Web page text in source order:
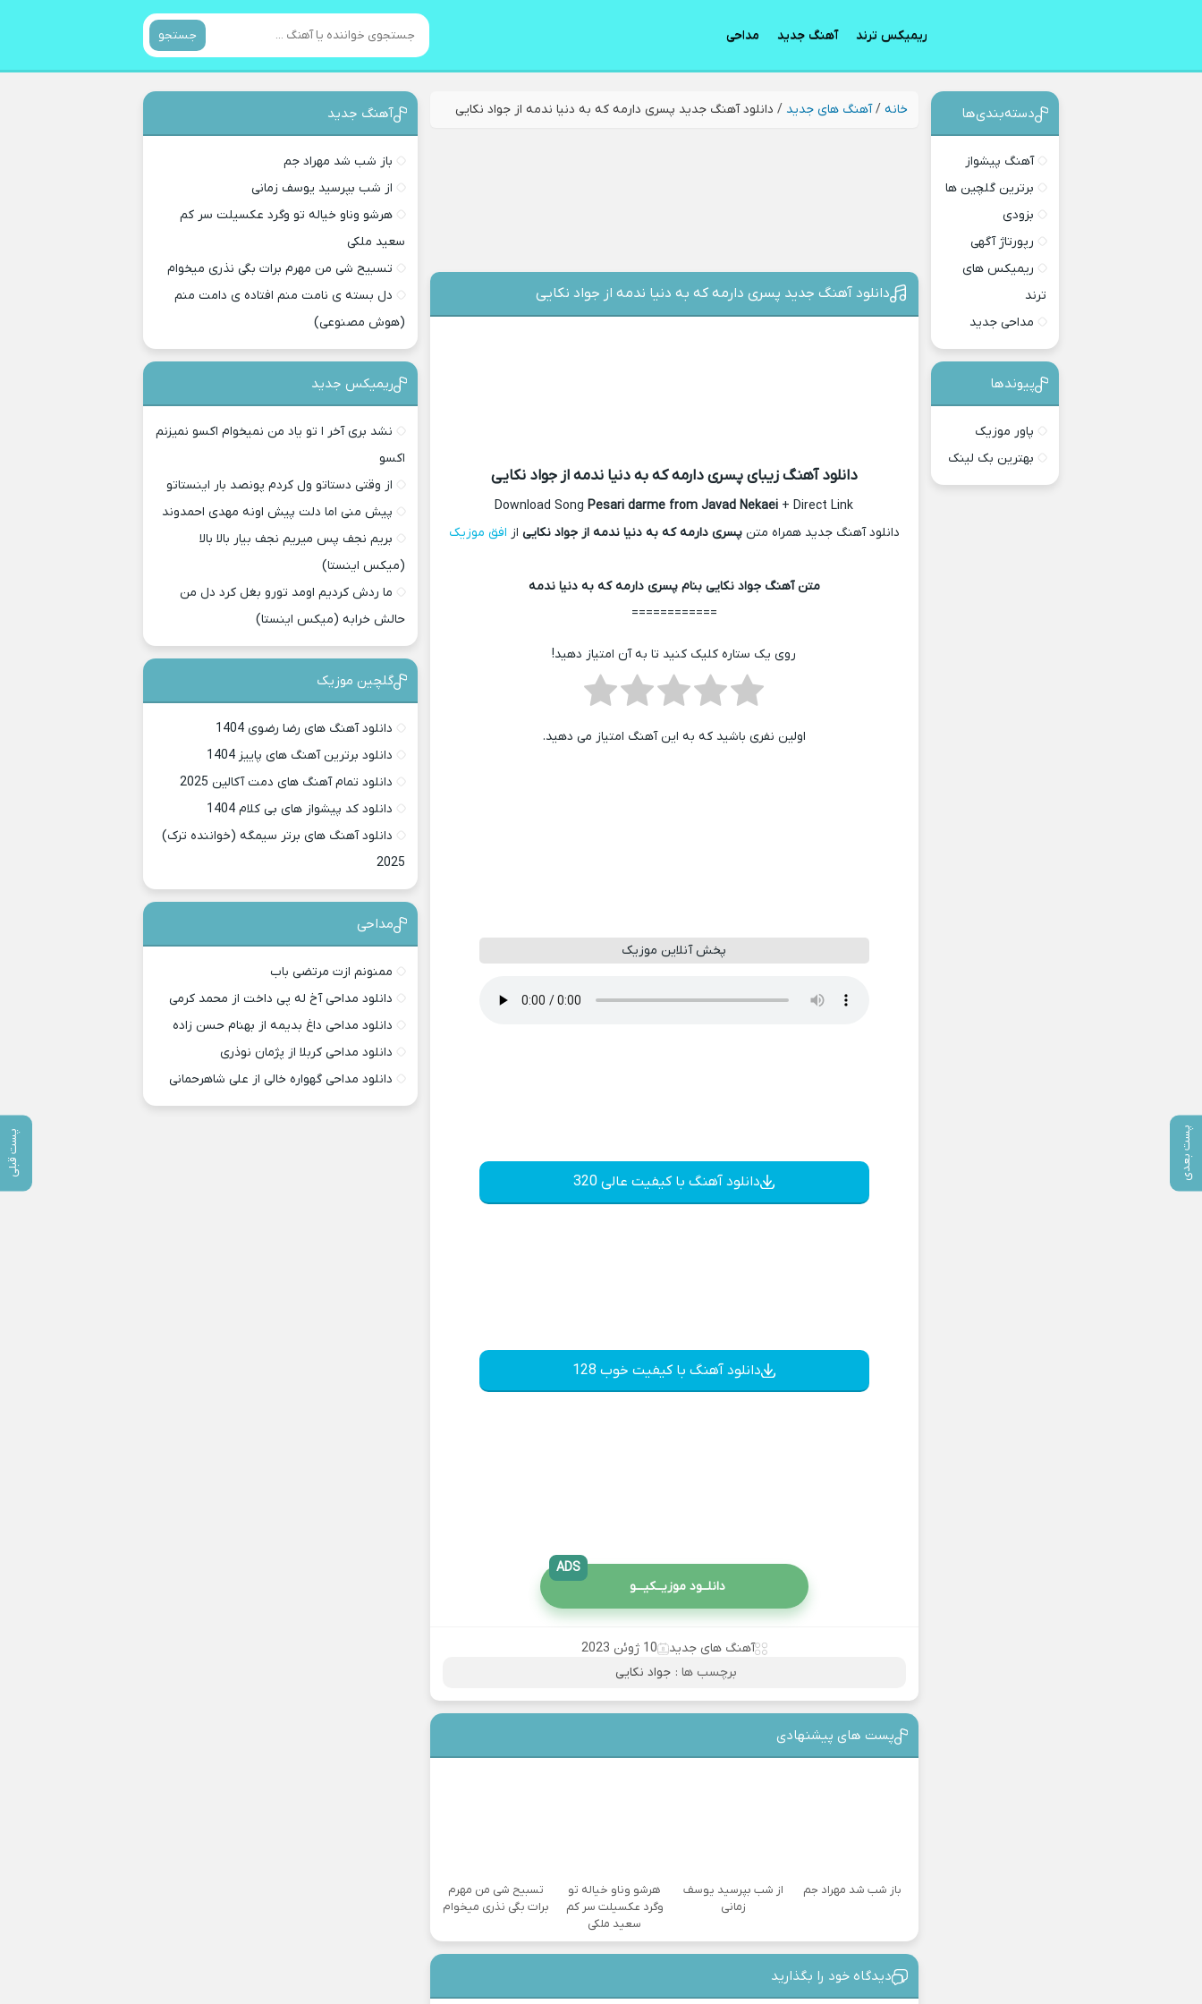
ریمیکس ترند آهنگ جدید مداحی جستجو
خانه /آهنگ های جدید / دانلود آهنگ جدید پسری دارمه که به دنیا ندمه از جواد نکایی
پست بعدی پست قبلی
دانلود آهنگ جدید پسری دارمه که به دنیا ندمه از جواد نکایی
دانلود آهنگ زیبای پسری دارمه که به دنیا ندمه از جواد نکایی
Download SongPesari darme from Javad Nekaei + Direct Link
دانلود آهنگ جدید همراه متنپسری دارمه که به دنیا ندمه از جواد نکایی از افق موزیک
متن آهنگ جواد نکایی بنام پسری دارمه که به دنیا ندمه
============
روی یک ستاره کلیک کنید تا به آن امتیاز دهید!
اولین نفری باشید که به این آهنگ امتیاز می دهید.
پخش آنلاین موزیک
دانلود آهنگ با کیفیت عالی 320
دانلود آهنگ با کیفیت خوب 128
دانلــود موزیــکیـــو
ADS
آهنگ های جدید
10 ژوئن 2023
برچسب ها : جواد نکایی
پست های پیشنهادی
باز شب شد مهراد جم
از شب بپرسید یوسف
زمانی
هرشو وناو خیاله تو
وگرد عکسیلت سر کم
سعید ملکی
تسبیح شی من مهرم
برات بگی نذری میخوام
دیدگاه خود را بگذارید
دسته‌بندی‎‌‌ها
آهنگ پیشواز
برترین گلچین ها
بزودی
رپورتاژ آگهی
ریمیکس های
ترند
مداحی جدید
پیوندها
پاور موزیک
بهترین بک لینک
آهنگ جدید
باز شب شد مهراد جم
از شب بپرسید یوسف زمانی
هرشو وناو خیاله تو وگرد عکسیلت سر کم
سعید ملکی
تسبیح شی من مهرم برات بگی نذری میخوام
دل بسته ی نامت منم افتاده ی دامت منم
(هوش مصنوعی)
ریمیکس جدید
نشد بری آخر ا تو یاد من نمیخوام اکسو نمیزنم
اکسو
از وقتی دستاتو ول کردم پونصد بار اینستاتو
پیش منی اما دلت پیش اونه مهدی احمدوند
بریم نجف پس میریم نجف بیار بالا بالا
(میکس اینستا)
ما ردش کردیم اومد تورو بغل کرد دل من
حالش خرابه (میکس اینستا)
گلچین موزیک
دانلود آهنگ های رضا رضوی 1404
دانلود برترین آهنگ های پاییز 1404
دانلود تمام آهنگ های دمت آکالین 2025
دانلود کد پیشواز های بی کلام 1404
دانلود آهنگ های برتر سیمگه (خواننده ترک)
2025
مداحی
ممنونم ازت مرتضی باب
دانلود مداحی آخ له پی داخت از محمد کرمی
دانلود مداحی داغ بدیمه از بهنام حسن زاده
دانلود مداحی کربلا از پژمان نوذری
دانلود مداحی گهواره خالی از علی شاهرحمانی